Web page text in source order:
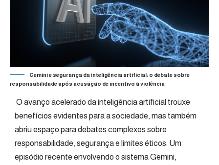
Gemini e segurança da inteligência artificial: o debate sobre
responsabilidade após acusação de incentivo à violência
O avanço acelerado da inteligência artificial trouxe
benefícios evidentes para a sociedade, mas também
abriu espaço para debates complexos sobre
responsabilidade, segurança e limites éticos. Um
episódio recente envolvendo o sistema Gemini,